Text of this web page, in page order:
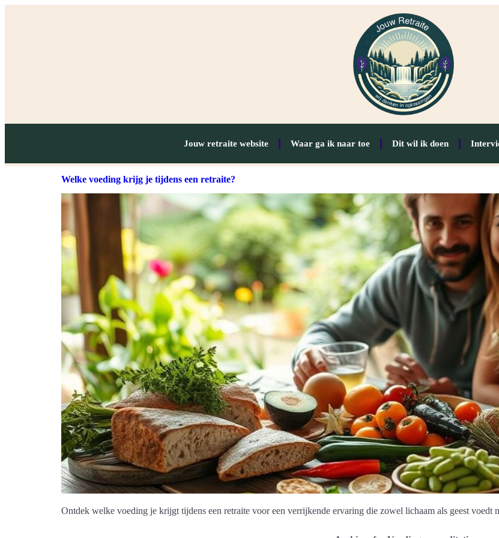
Jouw retraite website Waar ga ik naar toe Dit wil ik doen
Welke voeding krijg je tijdens een retraite?
Ontdek welke voeding je krijgt tijdens een retraite voor een verrijkende ervaring die zowel lichaam als geest voedt